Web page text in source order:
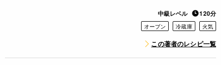
中級レベル 120分
オーブン 冷蔵庫 火気
この著者のレシピ一覧